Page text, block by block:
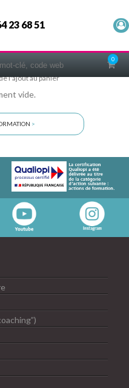
23 68 51
0
l'ajout au panier
vide.
>